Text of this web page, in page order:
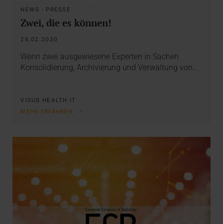
NEWS · PRESSE
Zwei, die es können!
26.02.2020
Wenn zwei ausgewiesene Experten in Sachen
Konsolidierung, Archivierung und Verwaltung von…
VISUS HEALTH IT
MEHR ERFAHREN